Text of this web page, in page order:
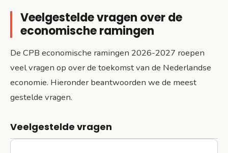
Veelgestelde vragen over de
economische ramingen
De CPB economische ramingen 2026-2027 roepen
veel vragen op over de toekomst van de Nederlandse
economie. Hieronder beantwoorden we de meest
gestelde vragen.
Veelgestelde vragen